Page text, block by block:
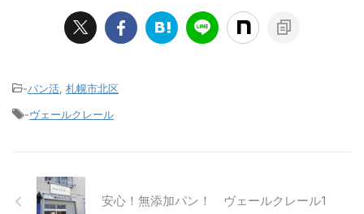
-パン活, 札幌市北区
-ヴェールクレール
安心！無添加パン！ ヴェールクレール1